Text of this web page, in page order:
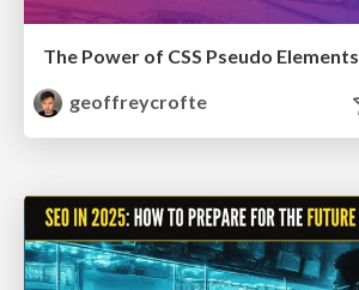
The Power of CSS Pseudo Elements
geoffreycrofte